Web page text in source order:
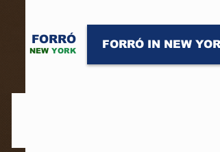
FORRÓ
NEW YORK
FORRÓ IN NEW